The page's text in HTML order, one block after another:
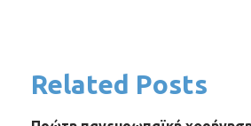
Related Posts